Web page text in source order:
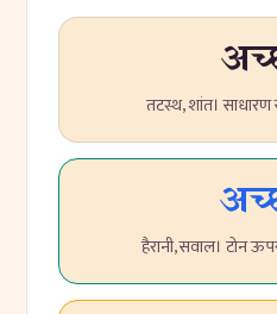
तटस्थ, शांत।
हैरानी, सवाल। टोन